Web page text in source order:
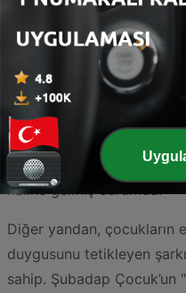
sosyal ve bilişsel
görebiliyoruz. Listenin
Aksu’nun "Ninni"
derinliğini yeni nesillere
nostaljik ve güven verici
sakinleştirici eserler,
için radyo yayıncılığının
haline gelmiş durumda.
Diğer yandan, çocukların
duygusunu tetikleyen
sahip. Şubadap